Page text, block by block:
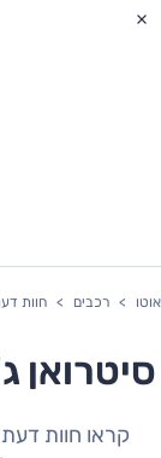
אוטו רכבים חוות
סיטרואן
קראו חוות